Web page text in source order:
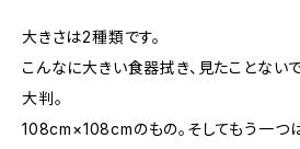
大きさは2種類です。
こんなに大きい食器拭き、見たことない
大判。
108cm×108cmのもの。そしてもう一つ